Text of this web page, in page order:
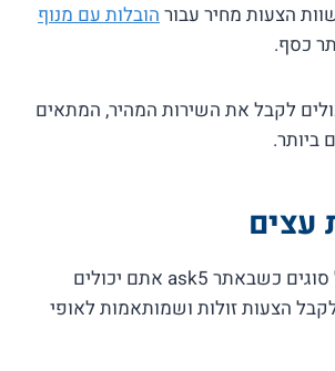
הצעות מחיר עבורהובלות עם מנוף
כסף.
לקבל את השירות המהיר, המתאים
ביותר.
עצים
יש כאמור מגוון של סוגים כשבאתר ask5 אתם יכולים
הצעות זולות ושמותאמות לאופי